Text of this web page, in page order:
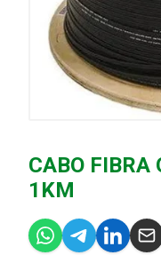
CABO FIBRA
1KM